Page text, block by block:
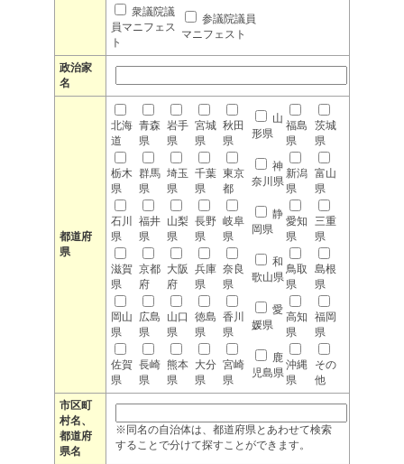
衆議院議
員マニフェス
ト
参議院議員
マニフェスト
政治家
名
都道府
県
北海
道
青森
県
岩手
県
宮城
県
秋田
県
山
形県
福島
県
茨城
県
栃木
県
群馬
県
埼玉
県
千葉
県
東京
都
神
奈川県
新潟
県
富山
県
石川
県
福井
県
山梨
県
長野
県
岐阜
県
静
岡県
愛知
県
三重
県
滋賀
県
京都
府
大阪
府
兵庫
県
奈良
県
和
歌山県
鳥取
県
島根
県
岡山
県
広島
県
山口
県
徳島
県
香川
県
愛
媛県
高知
県
福岡
県
佐賀
県
長崎
県
熊本
県
大分
県
宮崎
県
鹿
児島県
沖縄
県
その
他
市区町
村名、
都道府
県名
※同名の自治体は、都道府県とあわせて検索
することで分けて探すことができます。